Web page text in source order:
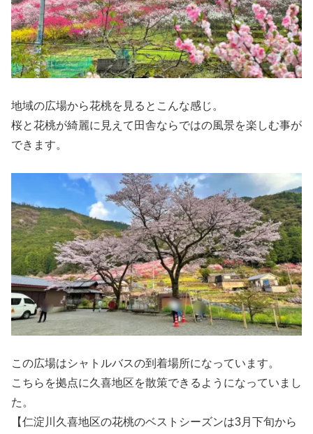
地域の広場から花桃を見るとこんな感じ。
桜と花桃が綺麗に見えて田舎ならではの風景を楽しむ事が
できます。
この広場はシャトルバスの到着場所になっています。
こちらを拠点に久喜地区を散策できるようになっていまし
た。
【仁淀川久喜地区の花桃のベストシーズンは3月下旬から